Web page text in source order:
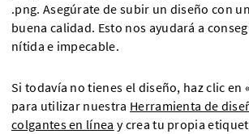
.png. Asegúrate de subir un diseño con
buena calidad. Esto nos ayudará a
nítida e impecable.
Si todavía no tienes el diseño, haz clic en
para utilizar nuestra Herramienta de
colgantes en línea y crea tu propia